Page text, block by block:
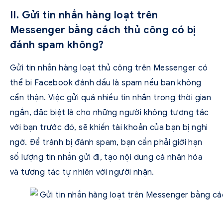
II. Gửi tin nhắn hàng loạt trên
Messenger bằng cách thủ công có bị
đánh spam không?
Gửi tin nhắn hàng loạt thủ công trên Messenger có
thể bị Facebook đánh dấu là spam nếu bạn không
cẩn thận. Việc gửi quá nhiều tin nhắn trong thời gian
ngắn, đặc biệt là cho những người không tương tác
với bạn trước đó, sẽ khiến tài khoản của bạn bị nghi
ngờ. Để tránh bị đánh spam, bạn cần phải giới hạn
số lượng tin nhắn gửi đi, tạo nội dung cá nhân hóa
và tương tác tự nhiên với người nhận.